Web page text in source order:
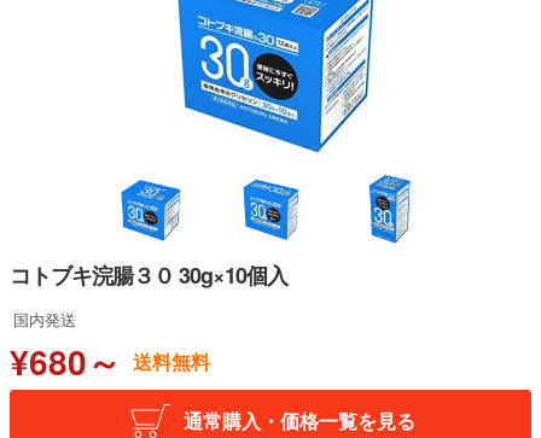
コトブキ浣腸３０ 30g×10個入
国内発送
¥680～ 送料無料
通常購入・価格一覧を見る